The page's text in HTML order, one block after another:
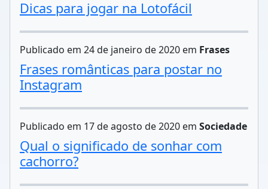
Dicas para jogar na Lotofácil
Publicado em 24 de janeiro de 2020 em Frases
Frases românticas para postar no
Instagram
Publicado em 17 de agosto de 2020 em Sociedade
Qual o significado de sonhar com
cachorro?